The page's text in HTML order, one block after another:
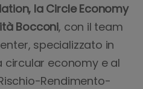
la Circle Economy
Bocconi, con il team
specializzato in
circular economy e al
Rendimento-